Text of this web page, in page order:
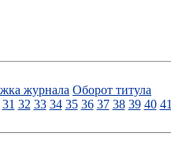
журнала Оборот титула
31 32 33 34 35 36 37 38 39 40 41